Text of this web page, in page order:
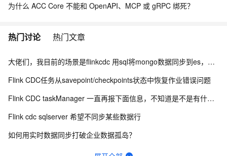
为什么 ACC Core 不能和 OpenAPI、MCP 或 gRPC 绑死？
热门讨论 热门文章
大佬们，我目前的场景是flinkcdc 用sql将mongo数据同步到es，有人做过这样的场景吗？
Flink CDC任务从savepoint/checkpoints状态中恢复作业错误问题
Flink CDC taskManager 一直再报下面信息，不知道是不是有什么问题？
Flink cdc sqlserver 希望不同步某些数据行
如何用实时数据同步打破企业数据孤岛？